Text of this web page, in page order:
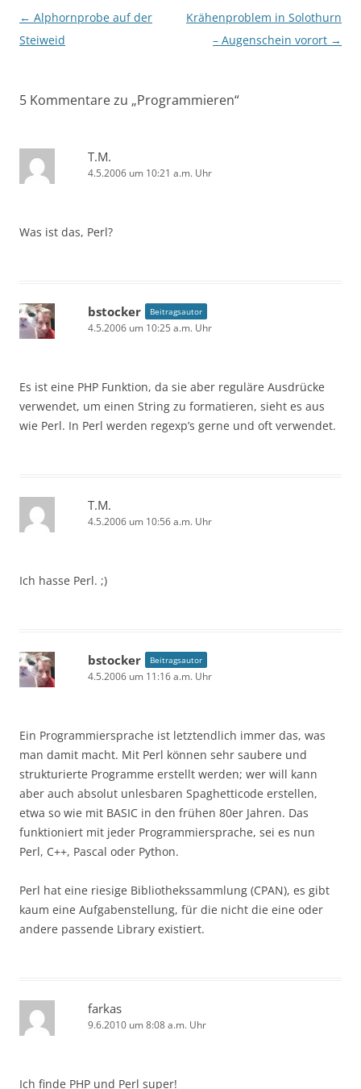
Beitragsnavigation
← Alphornprobe auf der
Steiweid
Krähenproblem in Solothurn
– Augenschein vorort →
5 Kommentare zu „Programmieren“
T.M.
4.5.2006 um 10:21 a.m. Uhr
Was ist das, Perl?
bstocker Beitragsautor
4.5.2006 um 10:25 a.m. Uhr
Es ist eine PHP Funktion, da sie aber reguläre Ausdrücke
verwendet, um einen String zu formatieren, sieht es aus
wie Perl. In Perl werden regexp’s gerne und oft verwendet.
T.M.
4.5.2006 um 10:56 a.m. Uhr
Ich hasse Perl. ;)
bstocker Beitragsautor
4.5.2006 um 11:16 a.m. Uhr
Ein Programmiersprache ist letztendlich immer das, was
man damit macht. Mit Perl können sehr saubere und
strukturierte Programme erstellt werden; wer will kann
aber auch absolut unlesbaren Spaghetticode erstellen,
etwa so wie mit BASIC in den frühen 80er Jahren. Das
funktioniert mit jeder Programmiersprache, sei es nun
Perl, C++, Pascal oder Python.
Perl hat eine riesige Bibliothekssammlung (CPAN), es gibt
kaum eine Aufgabenstellung, für die nicht die eine oder
andere passende Library existiert.
farkas
9.6.2010 um 8:08 a.m. Uhr
Ich finde PHP und Perl super!